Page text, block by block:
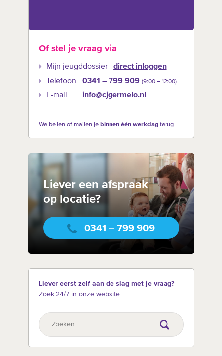
Of stel je vraag via
Mijn jeugddossier
direct inloggen
Telefoon
0341 – 799 909 (9:00 –‍ 12:00)
E-mail info@cjgermelo.nl
We bellen of mailen je binnen één werkdagterug
Liever een afspraak
op locatie?
0341 – 799 909
Liever eerst zelf aan de slag met je vraag?
Zoek 24/7 in onze website